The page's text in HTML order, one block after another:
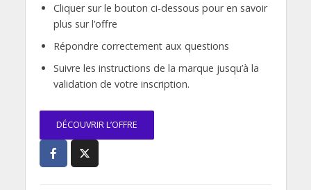
Cliquer sur le bouton ci-dessous pour en savoir
plus sur l’offre
Répondre correctement aux questions
Suivre les instructions de la marque jusqu’à la
validation de votre inscription.
DÉCOUVRIR L’OFFRE